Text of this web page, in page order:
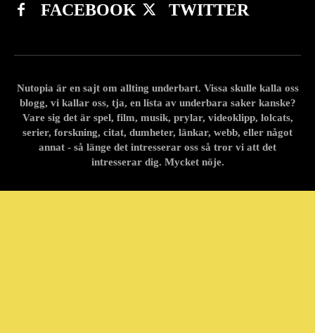
FACEBOOK TWITTER
Nutopia är en sajt om allting underbart. Vissa skulle kalla oss
blogg, vi kallar oss, tja, en lista av underbara saker kanske?
Vare sig det är spel, film, musik, prylar, videoklipp, lolcats,
serier, forskning, citat, dumheter, länkar, webb, eller något
annat - så länge det intresserar oss så tror vi att det
intresserar dig. Mycket nöje.